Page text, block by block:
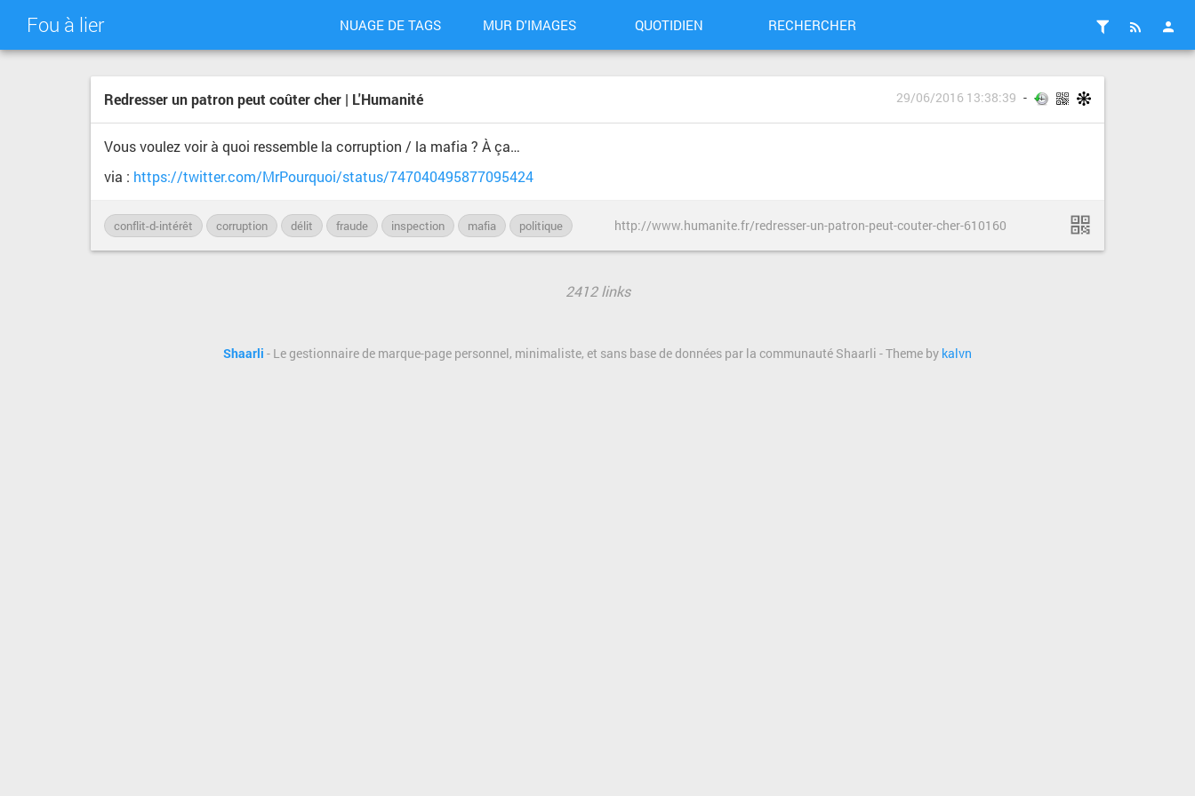
Fou à lier NUAGE DE TAGS MUR D'IMAGES QUOTIDIEN RECHERCHER
Redresser un patron peut coûter cher | L'Humanité 29/06/2016 13:38:39
Vous voulez voir à quoi ressemble la corruption / la mafia ? À ça…
via : https://twitter.com/MrPourquoi/status/747040495877095424
conflit-d-intérêt corruption délit fraude inspection mafia politique http://www.humanite.fr/redresser-un-patron-peut-couter-cher-610160
2412 links
Shaarli - Le gestionnaire de marque-page personnel, minimaliste, et sans base de données par la communauté Shaarli - Theme by kalvn